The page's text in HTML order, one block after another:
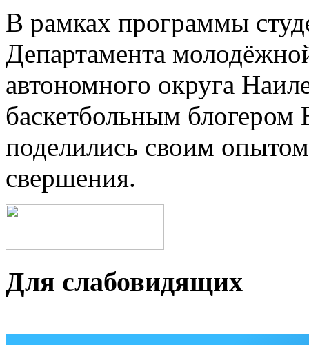
В рамках программы
Департамента
автономного округа
баскетбольным
поделились своим
свершения.
Для слабовидящих